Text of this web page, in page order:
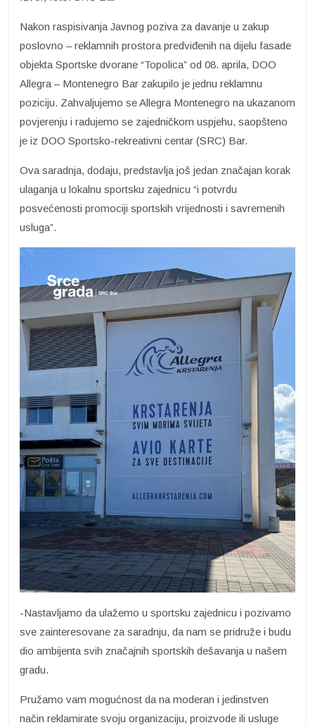
Nakon raspisivanja Javnog poziva za davanje u zakup
poslovno – reklamnih prostora predviđenih na dijelu fasade
objekta Sportske dvorane “Topolica” od 08. aprila, DOO
Allegra – Montenegro Bar zakupilo je jednu reklamnu
poziciju. Zahvaljujemo se Allegra Montenegro na ukazanom
povjerenju i radujemo se zajedničkom uspjehu, saopšteno
je iz DOO Sportsko-rekreativni centar (SRC) Bar.
Ova saradnja, dodaju, predstavlja još jedan značajan korak
ulaganja u lokalnu sportsku zajednicu “i potvrdu
posvećenosti promociji sportskih vrijednosti i savremenih
usluga”.
-Nastavljamo da ulažemo u sportsku zajednicu i pozivamo
sve zainteresovane za saradnju, da nam se pridruže i budu
dio ambijenta svih značajnih sportskih dešavanja u našem
gradu.
Pružamo vam mogućnost da na moderan i jedinstven
način reklamirate svoju organizaciju, proizvode ili usluge